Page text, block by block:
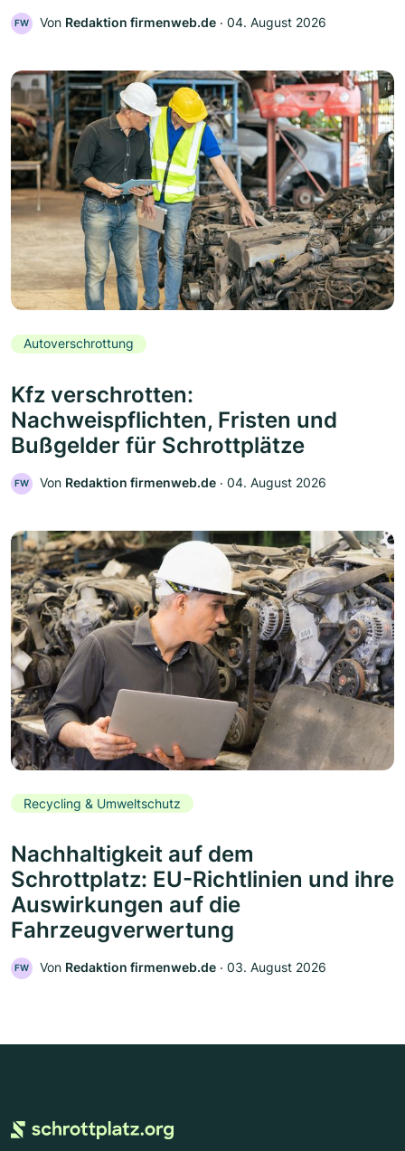
FW Von Redaktion firmenweb.de ‧ 04. August 2026
Autoverschrottung
Kfz verschrotten:
Nachweispflichten, Fristen und
Bußgelder für Schrottplätze
FW Von Redaktion firmenweb.de ‧ 04. August 2026
Recycling & Umweltschutz
Nachhaltigkeit auf dem
Schrottplatz: EU-Richtlinien und ihre
Auswirkungen auf die
Fahrzeugverwertung
FW Von Redaktion firmenweb.de ‧ 03. August 2026